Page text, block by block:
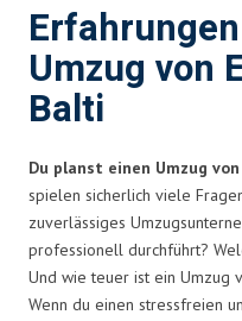
Umzug von
Balti
Du planst einen Umzug
spielen sicherlich viele
zuverlässiges
professionell durchführt?
Und wie teuer ist ein Umzug
Wenn du einen stressfreien